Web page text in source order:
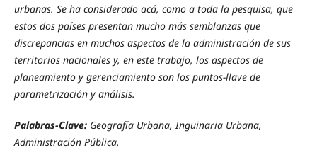
urbanas. Se ha considerado acá, como a toda la pesquisa, que
estos dos países presentan mucho más semblanzas que
discrepancias en muchos aspectos de la administración de sus
territorios nacionales y, en este trabajo, los aspectos de
planeamiento y gerenciamiento son los puntos-llave de
parametrización y análisis.
Palabras-Clave:Geografía Urbana, Inguinaria Urbana,
Administración Pública.